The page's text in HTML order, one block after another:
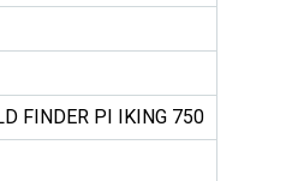
FINDER PI IKING 750